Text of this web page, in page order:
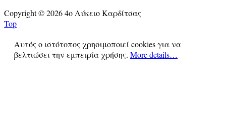
Copyright © 2026 4ο Λύκειο Καρδίτσας
Top
Αυτός ο ιστότοπος χρησιμοποιεί cookies για να
βελτιώσει την εμπειρία χρήσης. More details…